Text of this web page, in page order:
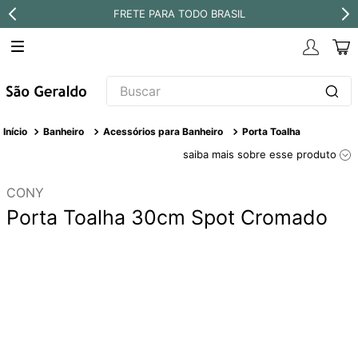
FRETE PARA TODO BRASIL
Buscar
Banheiro Acessórios para Banheiro Porta Toalha
saiba mais sobre esse produto
CONY
Porta Toalha 30cm Spot Cromado
TERMOS MAIS BUSCADOS